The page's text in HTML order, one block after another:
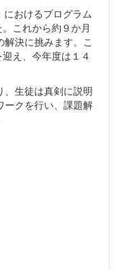
おけるプログラム
これから約９か月
決に挑みます。こ
え、今年度は１４
生徒は真剣に説明
ークを行い、課題解